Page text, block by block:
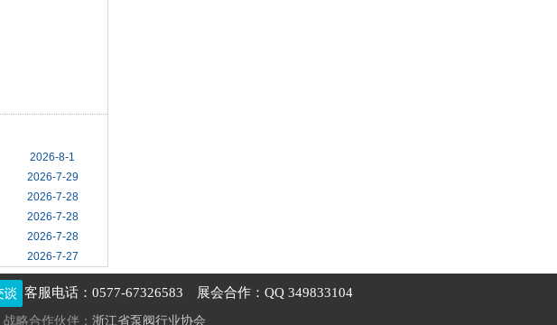
2026-8-1
2026-7-29
2026-7-28
2026-7-28
2026-7-28
2026-7-27
客服电话：0577-67326583 展会合作：QQ 349833104
略合作伙伴： 浙江省泵阀行业协会